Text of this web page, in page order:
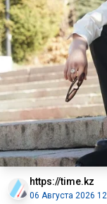
https://time.kz
06 Августа 2026